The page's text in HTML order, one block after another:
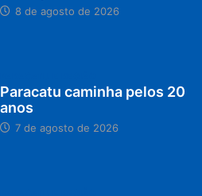
8 de agosto de 2026
Paracatu caminha pelos 20
anos
7 de agosto de 2026